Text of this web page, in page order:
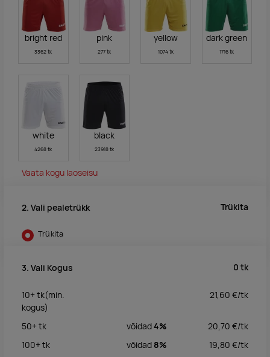
bright red
3362 tk
pink
277 tk
yellow
1074 tk
dark green
1716 tk
white
4268 tk
black
23918 tk
Vaata kogu laoseisu
2. Vali pealetrükk Trükita
Trükita
3. Vali Kogus 0 tk
10+tk(min.
kogus)
21,60 €/tk
50+tk võidad4% 20,70 €/tk
100+tk võidad 8% 19,80 €/tk